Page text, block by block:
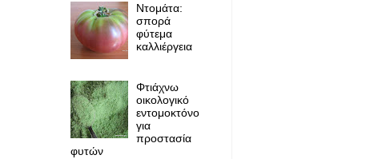
Ντομάτα:
σπορά
φύτεμα
καλλιέργεια
Φτιάχνω
οικολογικό
εντομοκτόνο
για
προστασία
φυτών